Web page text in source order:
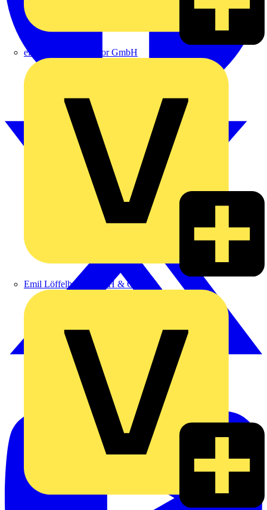
eldis electro distributor GmbH
Emil Löffelhardt GmbH & Co. KG